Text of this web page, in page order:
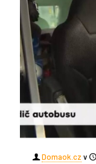
Domaok.cz v